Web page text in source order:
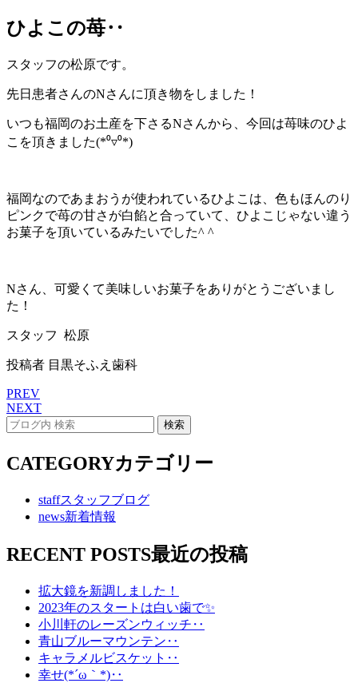
ひよこの苺‥
スタッフの松原です。
先日患者さんのNさんに頂き物をしました！
いつも福岡のお土産を下さるNさんから、今回は苺味のひよ
こを頂きました(*⁰▿⁰*)
福岡なのであまおうが使われているひよこは、色もほんのり
ピンクで苺の甘さが白餡と合っていて、ひよこじゃない違う
お菓子を頂いているみたいでした^ ^
Nさん、可愛くて美味しいお菓子をありがとうございまし
た！
スタッフ 松原
投稿者 目黒そふえ歯科
PREV
NEXT
CATEGORYカテゴリー
staffスタッフブログ
news新着情報
RECENT POSTS最近の投稿
拡大鏡を新調しました！
2023年のスタートは白い歯で✨
小川軒のレーズンウィッチ‥
青山ブルーマウンテン‥
キャラメルビスケット‥
幸せ(*´ω｀*)‥